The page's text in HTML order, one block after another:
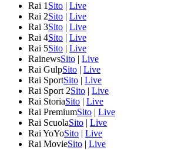
Rai 1 Sito | Live
Rai 2Sito | Live
Rai 3Sito | Live
Rai 4Sito | Live
Rai 5Sito | Live
RainewsSito | Live
Rai GulpSito | Live
Rai SportSito | Live
Rai Sport 2Sito | Live
Rai StoriaSito | Live
Rai PremiumSito | Live
Rai ScuolaSito | Live
Rai YoYoSito | Live
Rai MovieSito | Live